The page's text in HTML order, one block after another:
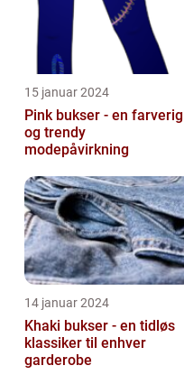
15 januar 2024
Pink bukser - en farverig
og trendy
modepåvirkning
14 januar 2024
Khaki bukser - en tidløs
klassiker til enhver
garderobe